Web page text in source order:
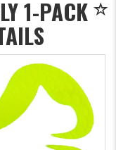
1-PACK